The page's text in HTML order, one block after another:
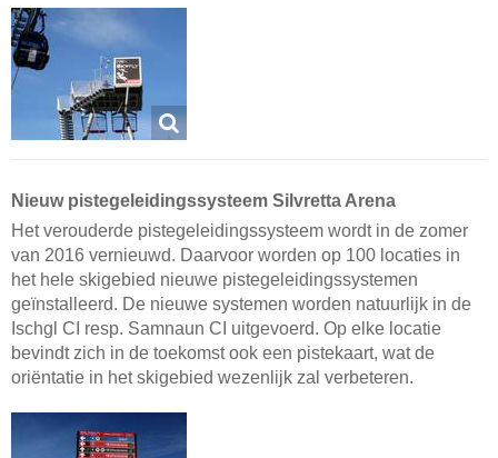
Nieuw pistegeleidingssysteem Silvretta Arena
Het verouderde pistegeleidingssysteem wordt in de zomer
van 2016 vernieuwd. Daarvoor worden op 100 locaties in
het hele skigebied nieuwe pistegeleidingssystemen
geïnstalleerd. De nieuwe systemen worden natuurlijk in de
Ischgl CI resp. Samnaun CI uitgevoerd. Op elke locatie
bevindt zich in de toekomst ook een pistekaart, wat de
oriëntatie in het skigebied wezenlijk zal verbeteren.